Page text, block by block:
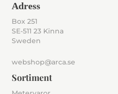
Adress
Box 251
SE-511 23 Kinna
Sweden
webshop@arca.se
Sortiment